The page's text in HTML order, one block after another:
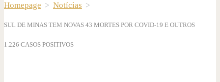
Homepage > Notícias >
SUL DE MINAS TEM NOVAS 43 MORTES POR COVID-19 E OUTROS
1.226 CASOS POSITIVOS